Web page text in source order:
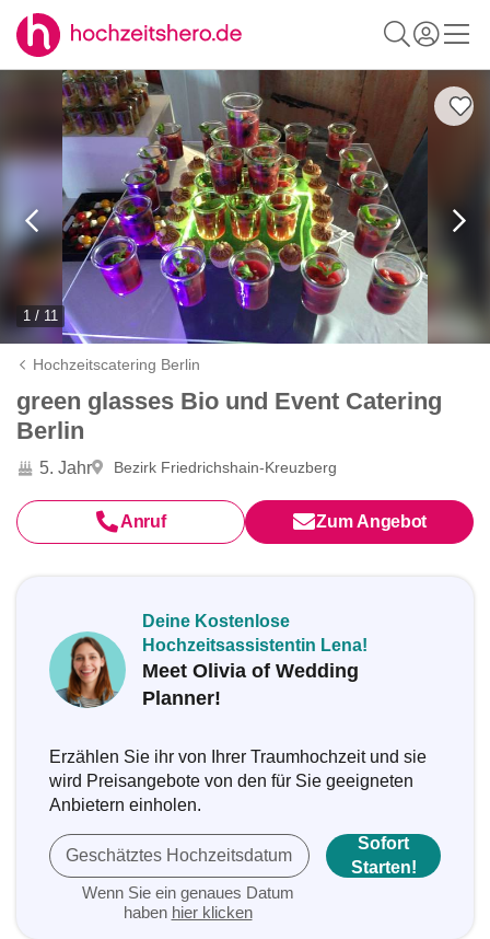
1 / 11
Hochzeitscatering Berlin
green glasses Bio und Event Catering
Berlin
5. Jahr Bezirk Friedrichshain-Kreuzberg
Anruf Zum Angebot
Deine Kostenlose
Hochzeitsassistentin Lena!
Meet Olivia of Wedding
Planner!
Erzählen Sie ihr von Ihrer Traumhochzeit und sie
wird Preisangebote von den für Sie geeigneten
Anbietern einholen.
Geschätztes Hochzeitsdatum
Wenn Sie ein genaues Datum
haben hier klicken
Sofort
Starten!